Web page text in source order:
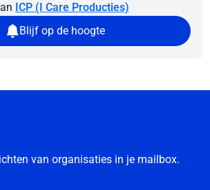
ICP (I Care Producties)
Blijf op de hoogte
van organisaties in je mailbox.